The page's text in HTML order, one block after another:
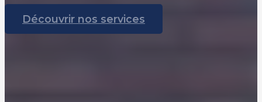
Découvrir nos services